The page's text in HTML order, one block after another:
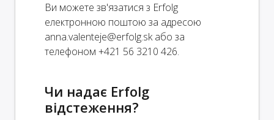
Ви можете зв'язатися з Erfolg
електронною поштою за адресою
anna.valenteje@erfolg.skабо за
телефоном +421 56 3210 426.
Чи надає Erfolg
відстеження?